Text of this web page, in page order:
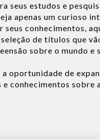
seus estudos e
apenas um curioso
seus conhecimentos,
de títulos que
sobre o mundo e
oportunidade de
conhecimentos sobre